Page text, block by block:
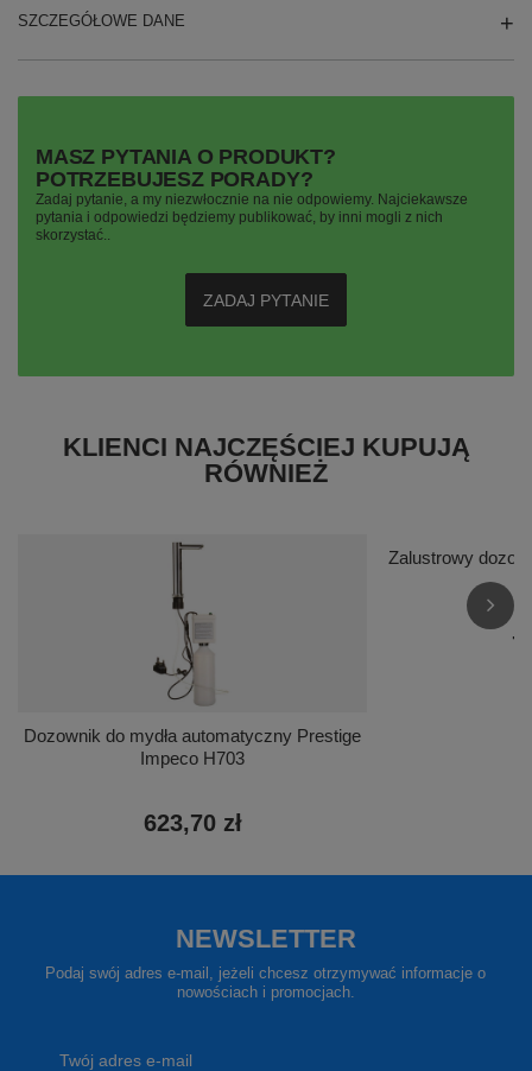
SZCZEGÓŁOWE DANE
MASZ PYTANIA O PRODUKT?
POTRZEBUJESZ PORADY?
Zadaj pytanie, a my niezwłocznie na nie odpowiemy. Najciekawsze
pytania i odpowiedzi będziemy publikować, by inni mogli z nich
skorzystać..
ZADAJ PYTANIE
KLIENCI NAJCZĘŚCIEJ KUPUJĄ
RÓWNIEŻ
Dozownik do mydła automatyczny Prestige
Impeco H703
623,70 zł
Zalustrowy
NEWSLETTER
Podaj swój adres e-mail, jeżeli chcesz otrzymywać informacje o
nowościach i promocjach.
Twój adres e-mail